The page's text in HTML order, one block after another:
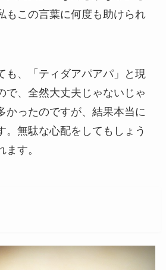
もこの言葉に何度も助けられ
も、「ティダアパアパ」と現
で、全然大丈夫じゃないじゃ
かったのですが、結果本当に
。無駄な心配をしてもしょう
す。